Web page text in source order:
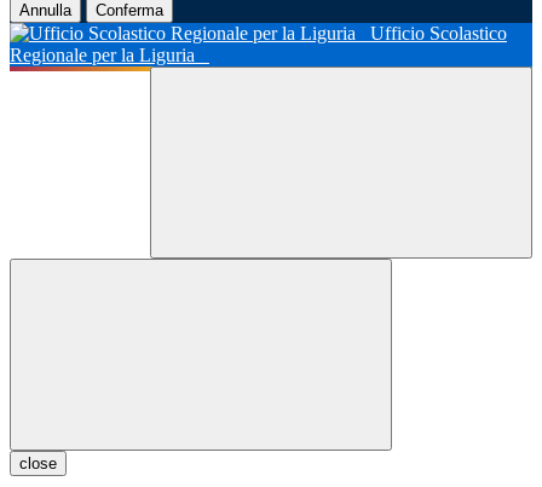
Annulla Conferma
Ufficio Scolastico
Regionale per la Liguria
close